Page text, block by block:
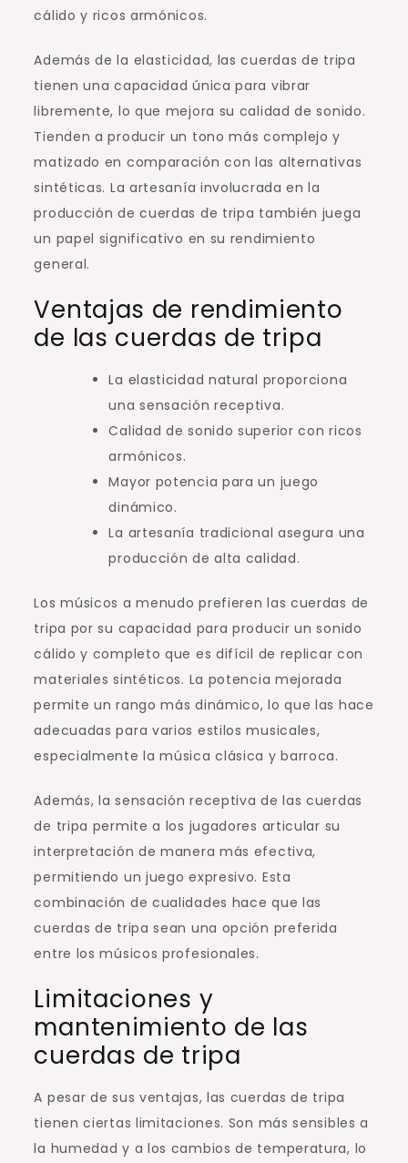
cálido y ricos armónicos.
Además de la elasticidad, las cuerdas de tripa
tienen una capacidad única para vibrar
libremente, lo que mejora su calidad de sonido.
Tienden a producir un tono más complejo y
matizado en comparación con las alternativas
sintéticas. La artesanía involucrada en la
producción de cuerdas de tripa también juega
un papel significativo en su rendimiento
general.
Ventajas de rendimiento
de las cuerdas de tripa
La elasticidad natural proporciona
una sensación receptiva.
Calidad de sonido superior con ricos
armónicos.
Mayor potencia para un juego
dinámico.
La artesanía tradicional asegura una
producción de alta calidad.
Los músicos a menudo prefieren las cuerdas de
tripa por su capacidad para producir un sonido
cálido y completo que es difícil de replicar con
materiales sintéticos. La potencia mejorada
permite un rango más dinámico, lo que las hace
adecuadas para varios estilos musicales,
especialmente la música clásica y barroca.
Además, la sensación receptiva de las cuerdas
de tripa permite a los jugadores articular su
interpretación de manera más efectiva,
permitiendo un juego expresivo. Esta
combinación de cualidades hace que las
cuerdas de tripa sean una opción preferida
entre los músicos profesionales.
Limitaciones y
mantenimiento de las
cuerdas de tripa
A pesar de sus ventajas, las cuerdas de tripa
tienen ciertas limitaciones. Son más sensibles a
la humedad y a los cambios de temperatura, lo